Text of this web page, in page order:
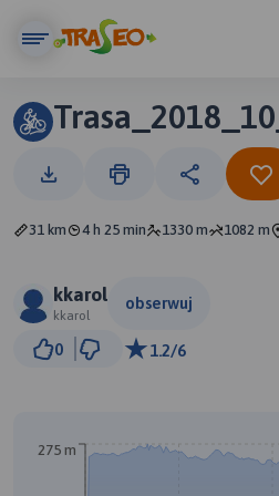
31 km 4 h 25 min 1330 m 1082 m
kkarol
kkarol
obserwuj
0 1.2/6
275 m